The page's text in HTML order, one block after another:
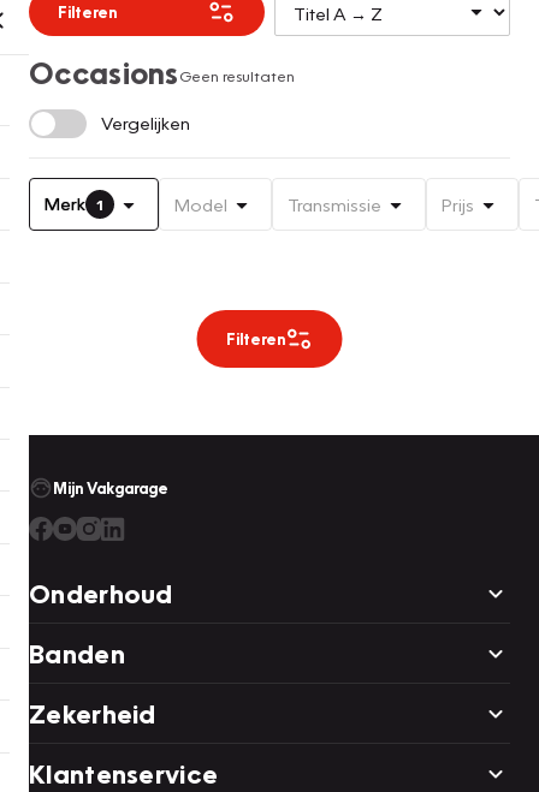
Filteren
OccasionsGeen resultaten
Vergelijken
Merk 1 Model Transmissie Prijs
Filteren
Mijn Vakgarage
Onderhoud
Banden
Zekerheid
Klantenservice